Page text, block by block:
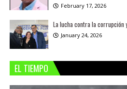
February 17, 2026
La lucha contra la corrupción
January 24, 2026
EL TIEMPO